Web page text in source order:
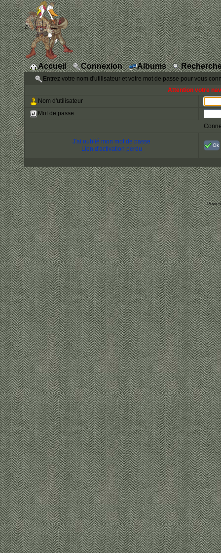
Accueil Connexion Albums
Entrez votre nom d'utilisateur et votre mot de passe pour vous
Attention votre
Nom d'utilisateur
Mot de passe
J'ai oublié mon mot de passe
Lien d'activation perdu
Ok